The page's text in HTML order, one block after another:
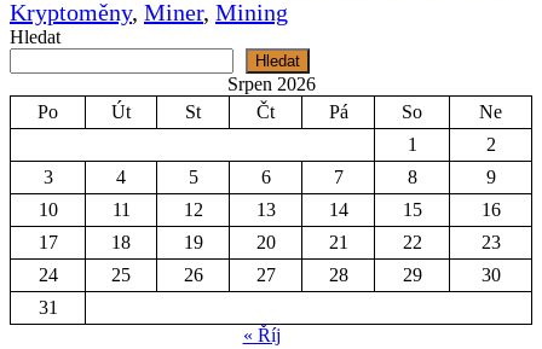
Kryptoměny, Miner, Mining
Hledat
Hledat
Srpen 2026
Po
Út St Čt Pá So
Ne
1
2
3
4 5 6 7 8
9
10
11 12 13 14 15
16
17
18 19 20 21 22
23
24
25 26 27 28 29
30
31
« Říj